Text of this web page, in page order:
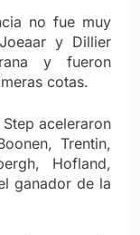
no fue muy
y Dillier
y fueron
cotas.
aceleraron
Trentin,
Hofland,
ganador de la